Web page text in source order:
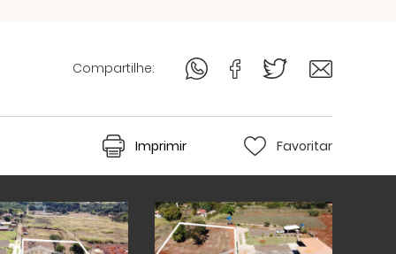
Compartilhe:
Imprimir Favoritar